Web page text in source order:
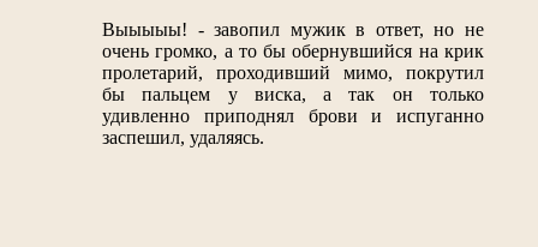
Выыыыы! - завопил мужик в ответ, но не
очень громко, а то бы обернувшийся на крик
пролетарий, проходивший мимо, покрутил
бы пальцем у виска, а так он только
удивленно приподнял брови и испуганно
заспешил, удаляясь.